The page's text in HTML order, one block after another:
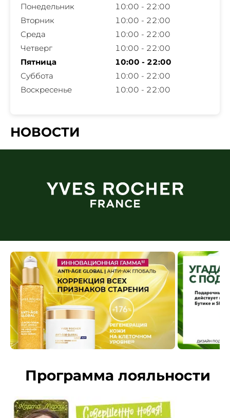
Понедельник
10:00 - 22:00
Вторник
10:00 - 22:00
Среда
10:00 - 22:00
Четверг
10:00 - 22:00
Пятница
10:00 - 22:00
Суббота
10:00 - 22:00
Воскресенье
10:00 - 22:00
НОВОСТИ
Программа лояльности